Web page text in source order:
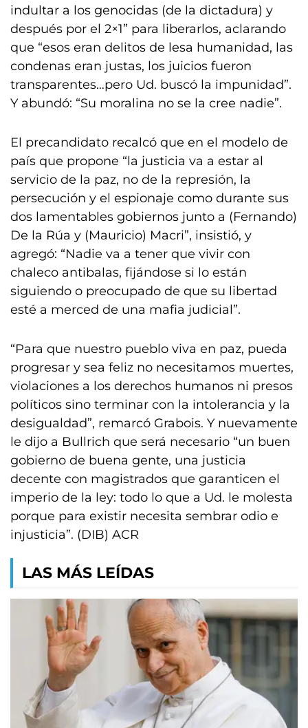
indultar a los genocidas (de la dictadura) y
después por el 2×1” para liberarlos, aclarando
que “esos eran delitos de lesa humanidad, las
condenas eran justas, los juicios fueron
transparentes…pero Ud. buscó la impunidad”.
Y abundó: “Su moralina no se la cree nadie”.
El precandidato recalcó que en el modelo de
país que propone “la justicia va a estar al
servicio de la paz, no de la represión, la
persecución y el espionaje como durante sus
dos lamentables gobiernos junto a (Fernando)
De la Rúa y (Mauricio) Macri”, insistió, y
agregó: “Nadie va a tener que vivir con
chaleco antibalas, fijándose si lo están
siguiendo o preocupado de que su libertad
esté a merced de una mafia judicial”.
“Para que nuestro pueblo viva en paz, pueda
progresar y sea feliz no necesitamos muertes,
violaciones a los derechos humanos ni presos
políticos sino terminar con la intolerancia y la
desigualdad”, remarcó Grabois. Y nuevamente
le dijo a Bullrich que será necesario “un buen
gobierno de buena gente, una justicia
decente con magistrados que garanticen el
imperio de la ley: todo lo que a Ud. le molesta
porque para existir necesita sembrar odio e
injusticia”. (DIB) ACR
LAS MÁS LEÍDAS